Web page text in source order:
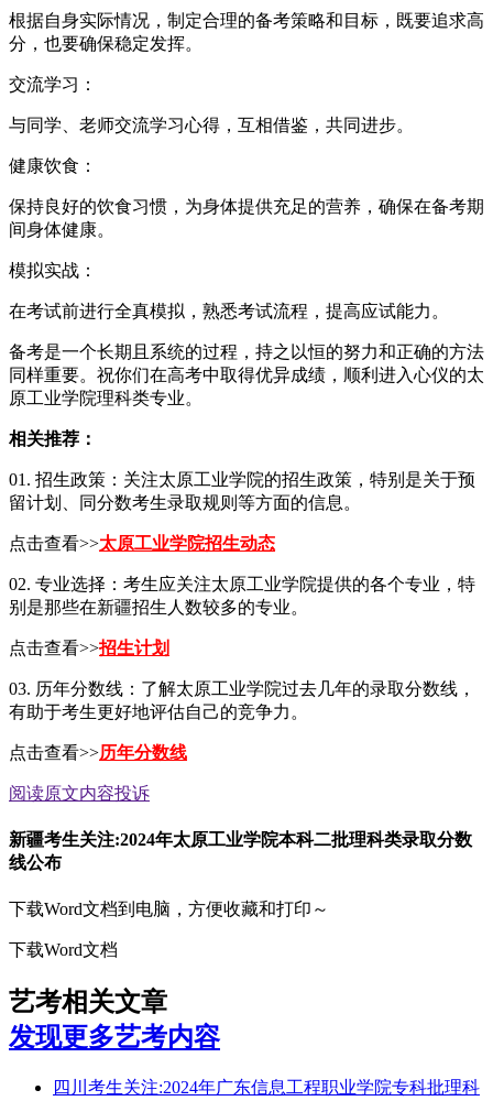
根据自身实际情况，制定合理的备考策略和目标，既要追求高
分，也要确保稳定发挥。
交流学习：
与同学、老师交流学习心得，互相借鉴，共同进步。
健康饮食：
保持良好的饮食习惯，为身体提供充足的营养，确保在备考期
间身体健康。
模拟实战：
在考试前进行全真模拟，熟悉考试流程，提高应试能力。
备考是一个长期且系统的过程，持之以恒的努力和正确的方法
同样重要。祝你们在高考中取得优异成绩，顺利进入心仪的太
原工业学院理科类专业。
相关推荐：
01. 招生政策：关注太原工业学院的招生政策，特别是关于预
留计划、同分数考生录取规则等方面的信息。
点击查看>>太原工业学院招生动态
02. 专业选择：考生应关注太原工业学院提供的各个专业，特
别是那些在新疆招生人数较多的专业。
点击查看>>招生计划
03. 历年分数线：了解太原工业学院过去几年的录取分数线，
有助于考生更好地评估自己的竞争力。
点击查看>>历年分数线
阅读原文内容投诉
新疆考生关注:2024年太原工业学院本科二批理科类录取分数
线公布
下载Word文档到电脑，方便收藏和打印～
下载Word文档
艺考相关文章
发现更多艺考内容
四川考生关注:2024年广东信息工程职业学院专科批理科